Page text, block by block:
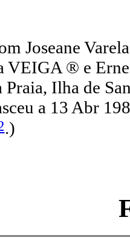
Joseane
VEIGA ® e
Praia, Ilha de
a 13 Abr
.)